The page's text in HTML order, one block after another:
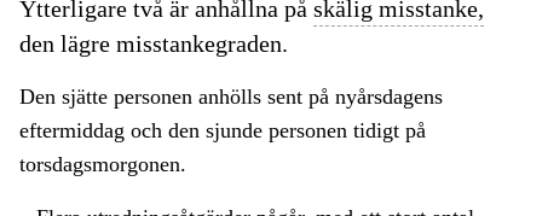
Ytterligare två är anhållna på skälig misstanke,
den lägre misstankegraden.
Den sjätte personen anhölls sent på nyårsdagens
eftermiddag och den sjunde personen tidigt på
torsdagsmorgonen.